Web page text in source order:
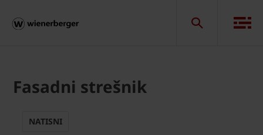
Fasadni strešnik
NATISNI